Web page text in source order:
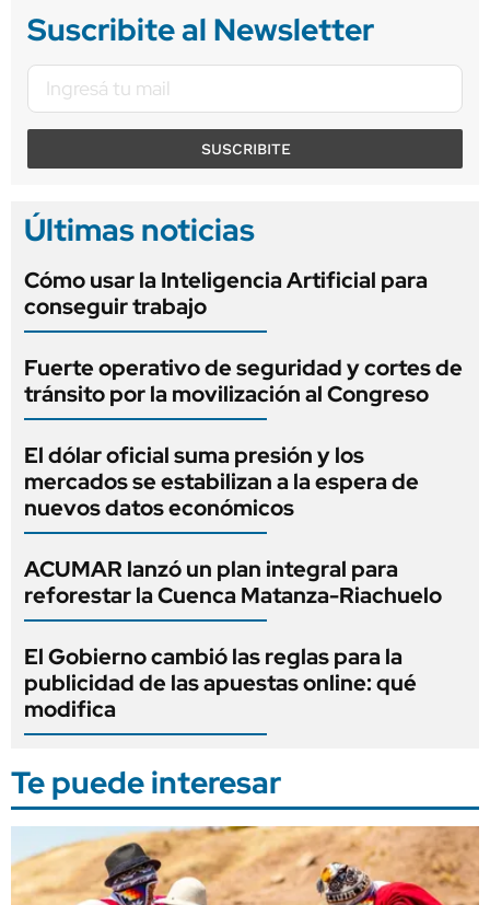
Suscribite al Newsletter
SUSCRIBITE
Últimas noticias
Cómo usar la Inteligencia Artificial para
conseguir trabajo
Fuerte operativo de seguridad y cortes de
tránsito por la movilización al Congreso
El dólar oficial suma presión y los
mercados se estabilizan a la espera de
nuevos datos económicos
ACUMAR lanzó un plan integral para
reforestar la Cuenca Matanza-Riachuelo
El Gobierno cambió las reglas para la
publicidad de las apuestas online: qué
modifica
Te puede interesar